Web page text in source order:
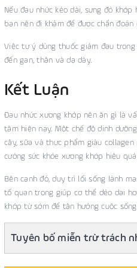
Nếu đau nhức kéo dài, sưng đỏ khớp
bạn nên đi khám để được chẩn đoán
Việc tự ý dùng thuốc giảm đau
đến gan, thận và dạ dày.
Kết Luận
Đau nhức xương khớp nên ăn gì là
tâm hiện nay. Một chế độ dinh
cây, sữa và thực phẩm giàu
cường sức khỏe xương khớp hiệu quả.
Bên cạnh đó, duy trì lối sống lành
tố quan trọng giúp cơ thể dẻo dai
khớp từ sớm để tận hưởng cuộc
Tuyên bố miễn trừ trách